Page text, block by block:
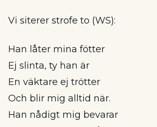
Vi siterer strofe to (WS):
Han låter mina fötter
Ej slinta, ty han är
En väktare ej trötter
Och blir mig alltid när.
Han nådigt mig bevarar